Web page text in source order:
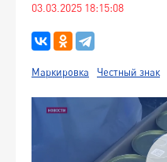
03.03.2025 18:15:08
Маркировка Честный знак